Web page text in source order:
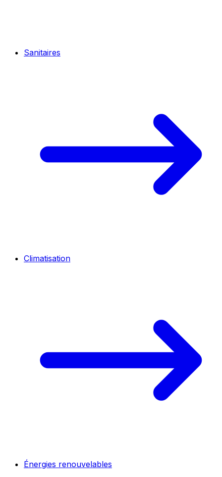
Sanitaires
Climatisation
Énergies renouvelables